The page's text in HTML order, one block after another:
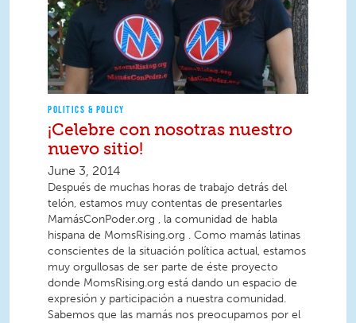
POLITICS & POLICY
¡Celebre con nosotras nuestro
nuevo sitio!
June 3, 2014
Después de muchas horas de trabajo detrás del
telón, estamos muy contentas de presentarles
MamásConPoder.org , la comunidad de habla
hispana de MomsRising.org . Como mamás latinas
conscientes de la situación política actual, estamos
muy orgullosas de ser parte de éste proyecto
donde MomsRising.org está dando un espacio de
expresión y participación a nuestra comunidad.
Sabemos que las mamás nos preocupamos por el